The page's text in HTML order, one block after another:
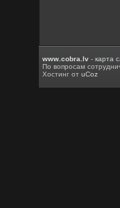
www.cobra.lv -карта
По вопросам
Хостинг отuCoz